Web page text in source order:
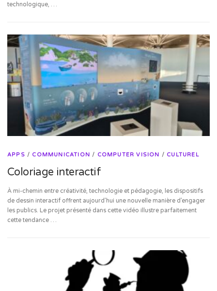
technologique, …
APPS / COMMUNICATION / COMPUTER VISION / CULTUREL
Coloriage interactif
À mi-chemin entre créativité, technologie et pédagogie, les dispositifs
de dessin interactif offrent aujourd’hui une nouvelle manière d’engager
les publics. Le projet présenté dans cette vidéo illustre parfaitement
cette tendance …